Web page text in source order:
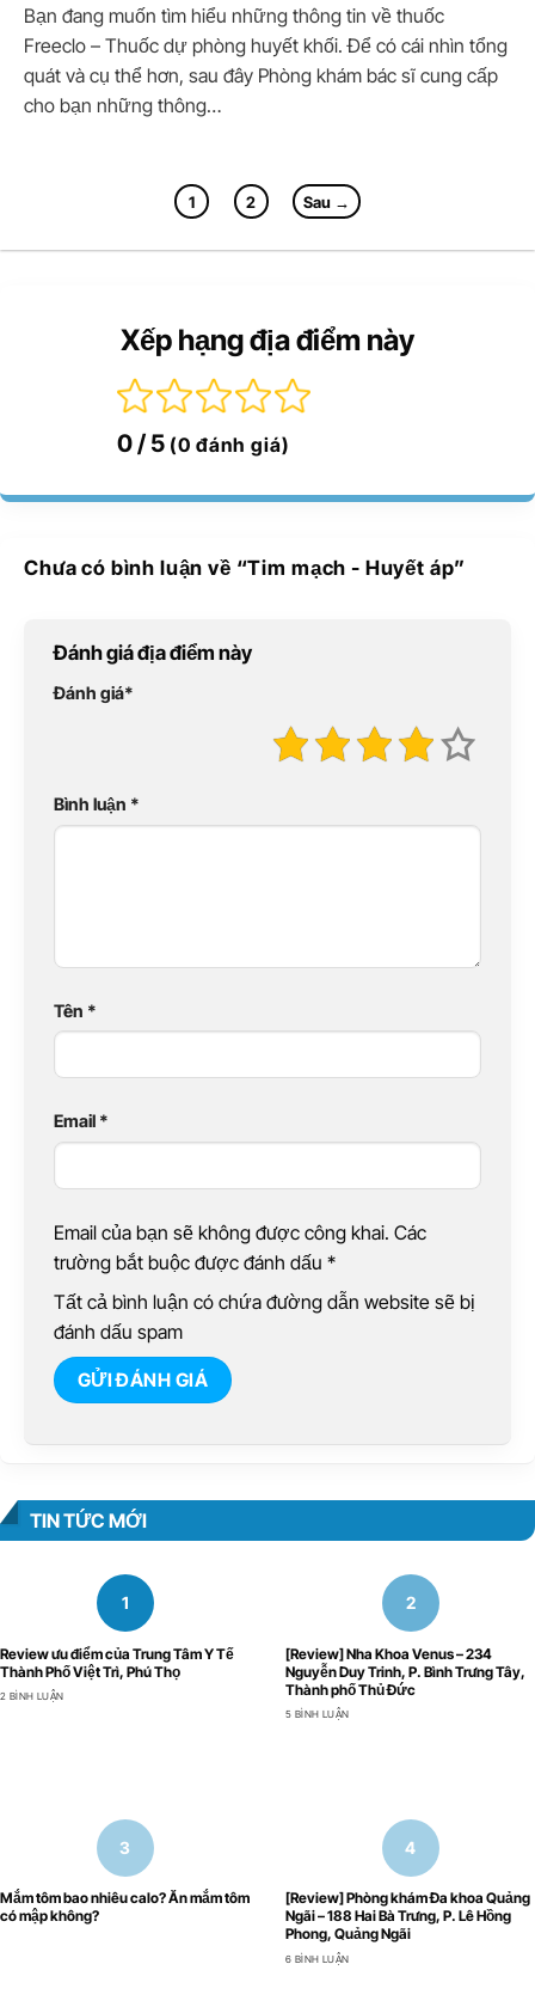
Bạn đang muốn tìm hiểu những thông tin về thuốc
Freeclo – Thuốc dự phòng huyết khối. Để có cái nhìn tổng
quát và cụ thể hơn, sau đây Phòng khám bác sĩ cung cấp
cho bạn những thông…
1 2 Sau →
Xếp hạng địa điểm này
0/ 5 (0 đánh giá)
Chưa có bình luận về “Tim mạch - Huyết áp”
Đánh giá địa điểm này
Đánh giá*
Bình luận *
Tên *
Email *
Email của bạn sẽ không được công khai. Các
trường bắt buộc được đánh dấu *
Tất cả bình luận có chứa đường dẫn website sẽ bị
đánh dấu spam
TIN TỨC MỚI
Review ưu điểm của Trung Tâm Y Tế
Thành Phố Việt Trì, Phú Thọ
2 BÌNH LUẬN
[Review] Nha Khoa Venus – 234
Nguyễn Duy Trinh, P. Bình Trưng Tây,
Thành phố Thủ Đức
5 BÌNH LUẬN
Mắm tôm bao nhiêu calo? Ăn mắm tôm
có mập không?
[Review] Phòng khám Đa khoa Quảng
Ngãi – 188 Hai Bà Trưng, P. Lê Hồng
Phong, Quảng Ngãi
6 BÌNH LUẬN